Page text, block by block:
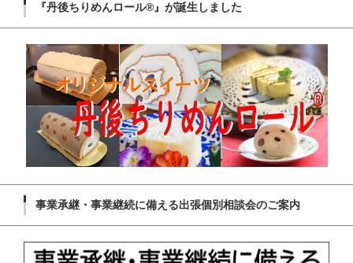
『丹後ちりめんロール®』が誕生しました
事業承継・事業継続に備える出張個別相談会のご案内